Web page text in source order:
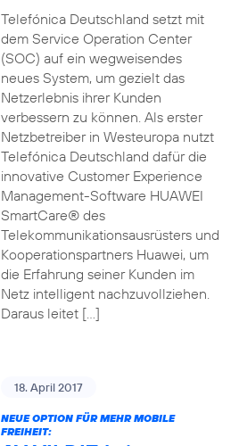
Telefónica Deutschland setzt mit
dem Service Operation Center
(SOC) auf ein wegweisendes
neues System, um gezielt das
Netzerlebnis ihrer Kunden
verbessern zu können. Als erster
Netzbetreiber in Westeuropa nutzt
Telefónica Deutschland dafür die
innovative Customer Experience
Management-Software HUAWEI
SmartCare® des
Telekommunikationsausrüsters und
Kooperationspartners Huawei, um
die Erfahrung seiner Kunden im
Netz intelligent nachzuvollziehen.
Daraus leitet […]
18. April 2017
NEUE OPTION FÜR MEHR MOBILE
FREIHEIT: